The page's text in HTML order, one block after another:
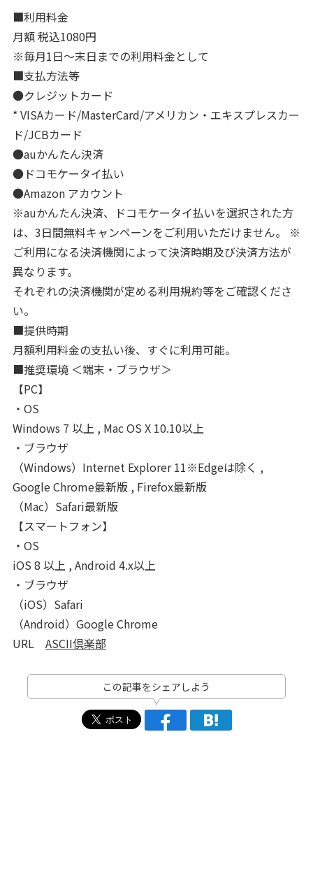
■利用料金
月額 税込1080円
※毎月1日～末日までの利用料金として
■支払方法等
●クレジットカード
* VISAカード/MasterCard/アメリカン・エキスプレスカー
ド/JCBカード
●auかんたん決済
●ドコモケータイ払い
●Amazon アカウント
※auかんたん決済、ドコモケータイ払いを選択された方
は、3日間無料キャンペーンをご利用いただけません。 ※
ご利用になる決済機関によって決済時期及び決済方法が
異なります。
それぞれの決済機関が定める利用規約等をご確認くださ
い。
■提供時期
月額利用料金の支払い後、すぐに利用可能。
■推奨環境 ＜端末・ブラウザ＞
【PC】
・OS
Windows 7 以上 , Mac OS X 10.10以上
・ブラウザ
（Windows）Internet Explorer 11※Edgeは除く ,
Google Chrome最新版 , Firefox最新版
（Mac）Safari最新版
【スマートフォン】
・OS
iOS 8 以上 , Android 4.x以上
・ブラウザ
（iOS）Safari
（Android）Google Chrome
URL ASCII倶楽部
この記事をシェアしよう